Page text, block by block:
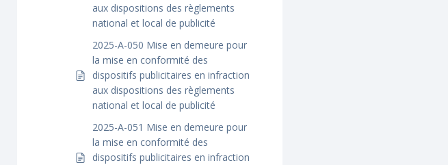
aux dispositions des règlements
national et local de publicité
2025-A-050 Mise en demeure pour
la mise en conformité des
dispositifs publicitaires en infraction
aux dispositions des règlements
national et local de publicité
2025-A-051 Mise en demeure pour
la mise en conformité des
dispositifs publicitaires en infraction